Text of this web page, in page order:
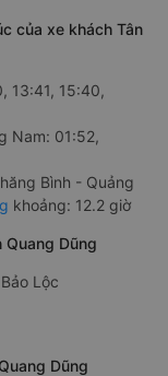
của xe khách Tân
13:41, 15:40,
Nam: 01:52,
Bình - Quảng
khoảng: 12.2 giờ
Quang Dũng
Lộc
Dũng